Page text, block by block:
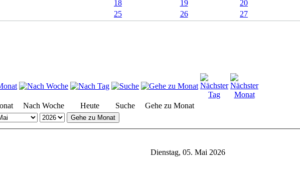
18
19 20
25
26 27
Nach Woche Heute Suche Gehe zu Monat
Gehe zu Monat
Dienstag, 05. Mai 2026